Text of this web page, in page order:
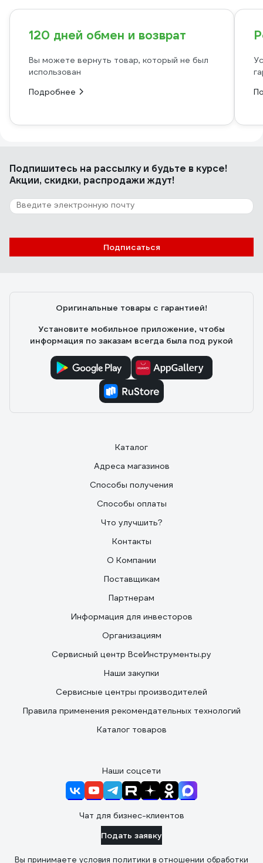
120 дней обмен и возврат
Вы можете вернуть товар, который не был
использован
Подробнее
Подпишитесь на рассылкуи будьте в курсе!
Акции, скидки, распродажи ждут!
Подписаться
Оригинальные товары с гарантией!
Установите мобильное приложение, чтобы
информация по заказам всегда была под рукой
Каталог
Адреса магазинов
Способы получения
Способы оплаты
Что улучшить?
Контакты
О Компании
Поставщикам
Партнерам
Информация для инвесторов
Организациям
Сервисный центр ВсеИнструменты.ру
Наши закупки
Сервисные центры производителей
Правила применения рекомендательных технологий
Каталог товаров
Наши соцсети
Чат для бизнес-клиентов
Подать заявку
Вы принимаете условия политики в отношении обработки